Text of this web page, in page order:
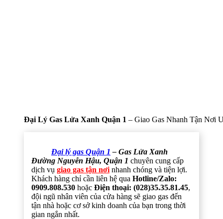
Đại Lý Gas Lửa Xanh Quận 1 – Giao Gas Nhanh Tận Nơi
Đại lý gas Quận 1 – Gas Lửa Xanh
Đường Nguyễn Hậu, Quận 1 chuyên cung cấp
dịch vụ giao gas tận nơi nhanh chóng và tiện lợi.
Khách hàng chỉ cần liên hệ qua Hotline/Zalo:
0909.808.530 hoặc Điện thoại: (028)35.35.81.45,
đội ngũ nhân viên của cửa hàng sẽ giao gas đến
tận nhà hoặc cơ sở kinh doanh của bạn trong thời
gian ngắn nhất.